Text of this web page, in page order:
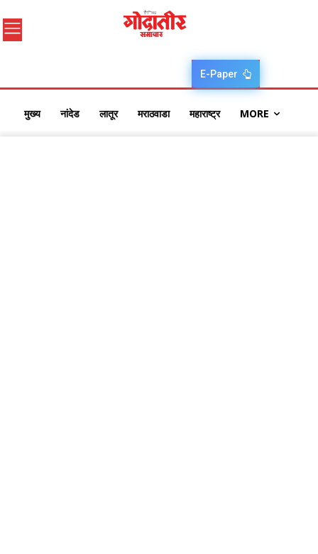
E-Paper
मुख्य नांदेड लातूर मराठवाडा महाराष्ट्र MORE